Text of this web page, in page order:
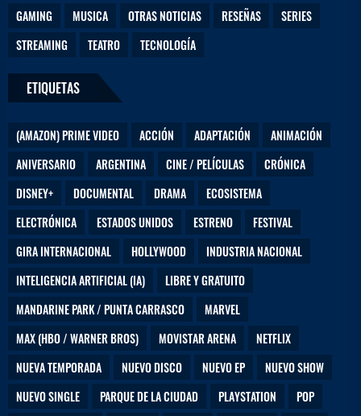
GAMING
MUSICA OTRAS NOTICIAS RESEÑAS
SERIES
STREAMING
TEATRO TECNOLOGÍA
ETIQUETAS
(AMAZON) PRIME VIDEO ACCIÓN ADAPTACIÓN
ANIMACIÓN
ANIVERSARIO
ARGENTINA CINE / PELÍCULAS
CRÓNICA
DISNEY+
DOCUMENTAL DRAMA
ECOSISTEMA
ELECTRÓNICA
ESTADOS UNIDOS ESTRENO
FESTIVAL
GIRA INTERNACIONAL
HOLLYWOOD
INDUSTRIA NACIONAL
INTELIGENCIA ARTIFICIAL (IA)
LIBRE Y GRATUITO
MANDARINE PARK / PUNTA CARRASCO
MARVEL
MAX (HBO / WARNER BROS)
MOVISTAR ARENA
NETFLIX
NUEVA TEMPORADA
NUEVO DISCO NUEVO EP
NUEVO SHOW
NUEVO SINGLE
PARQUE DE LA CIUDAD PLAYSTATION
POP